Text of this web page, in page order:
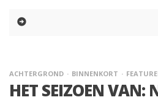
ACHTERGROND BINNENKORT
HET SEIZOEN VAN: